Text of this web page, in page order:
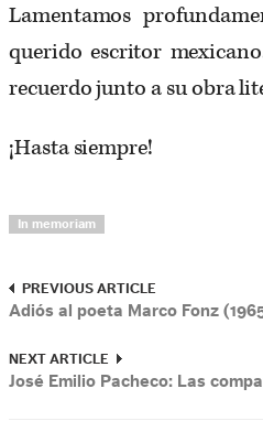
Lamentamos
querido escritor
recuerdo junto a su obra
¡Hasta siempre!
In memoriam
PREVIOUS ARTICLE
Adiós al poeta Marco Fonz
NEXT ARTICLE
José Emilio Pacheco: Las